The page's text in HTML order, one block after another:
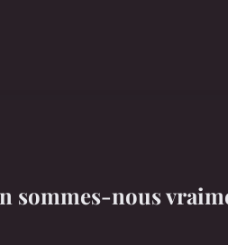
sommes-nous